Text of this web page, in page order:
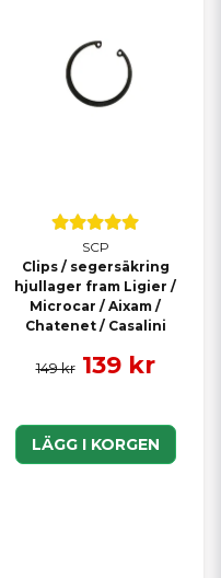
SCP
Clips / segersäkring
hjullager fram Ligier /
Microcar / Aixam /
Chatenet / Casalini
149 kr 139 kr
LÄGG I KORGEN